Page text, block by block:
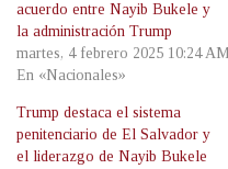
acuerdo entre Nayib Bukele y
la administración Trump
martes, 4 febrero 2025 10:24 AM
En «Nacionales»
Trump destaca el sistema
penitenciario de El Salvador y
el liderazgo de Nayib Bukele